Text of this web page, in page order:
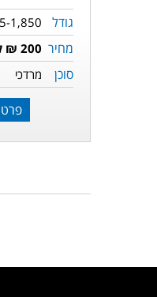
גודל 75-1,850
מחיר 200 ₪ למ"ר
סוכן מרדכי